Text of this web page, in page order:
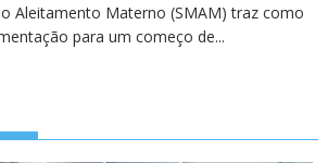
Aleitamento Materno (SMAM) traz como
para um começo de...